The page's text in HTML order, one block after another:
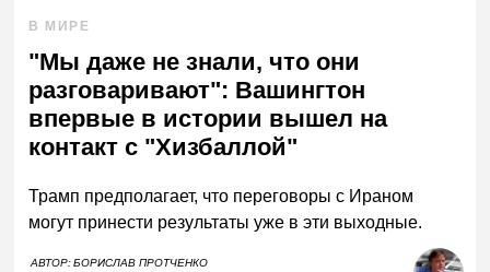
В МИРЕ
"Мы даже не знали, что они
разговаривают": Вашингтон
впервые в истории вышел на
контакт с "Хизбаллой"
Трамп предполагает, что переговоры с Ираном
могут принести результаты уже в эти выходные.
АВТОР:БОРИСЛАВ ПРОТЧЕНКО